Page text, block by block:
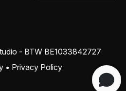
- BTW BE1033842727
• Privacy Policy